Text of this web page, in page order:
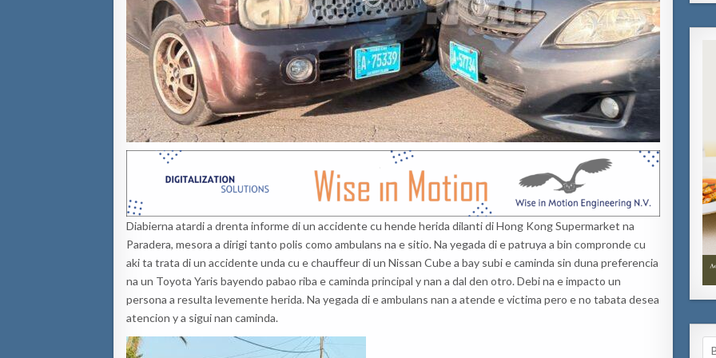
Diabierna atardi a drenta informe di un accidente cu hende herida dilanti di Hong Kong Supermarket na
Paradera, mesora a dirigi tanto polis como ambulans na e sitio. Na yegada di e patruya a bin compronde cu
aki ta trata di un accidente unda cu e chauffeur di un Nissan Cube a bay subi e caminda sin duna preferencia
na un Toyota Yaris bayendo pabao riba e caminda principal y nan a dal den otro. Debi na e impacto un
persona a resulta levemente herida. Na yegada di e ambulans nan a atende e victima pero e no tabata desea
atencion y a sigui nan caminda.